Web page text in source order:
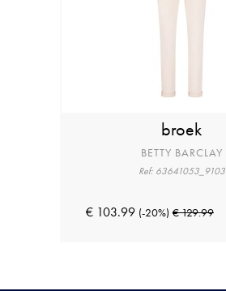
broek
BETTY BARCLAY
Ref: 63641053_9103
€ 103.99 (-20%) € 129.99